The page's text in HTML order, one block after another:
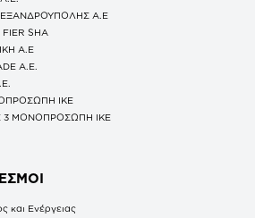
A.E
FIER SHA
A.E
A.E.
ΙΚΕ
3 ΜΟΝΟΠΡΟΣΩΠΗ ΙΚΕ
και Ενέργειας